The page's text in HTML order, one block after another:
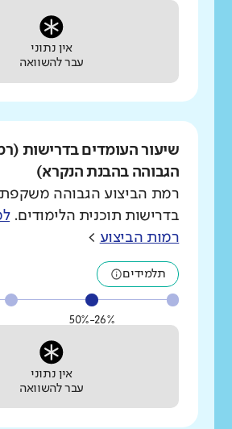
אין נתוני
עבר להשוואה
שיעור העומדים בדרישות
הגבוהה בהבנת הנקרא)
רמת הביצוע הגבוהה
בדרישות תוכנית הלימודים.
רמות הביצוע >
תלמידים
26%-50%
אין נתוני
עבר להשוואה